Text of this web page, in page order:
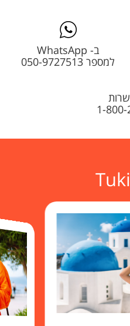
ב- WhatsApp
למספר 050-9727513
1-